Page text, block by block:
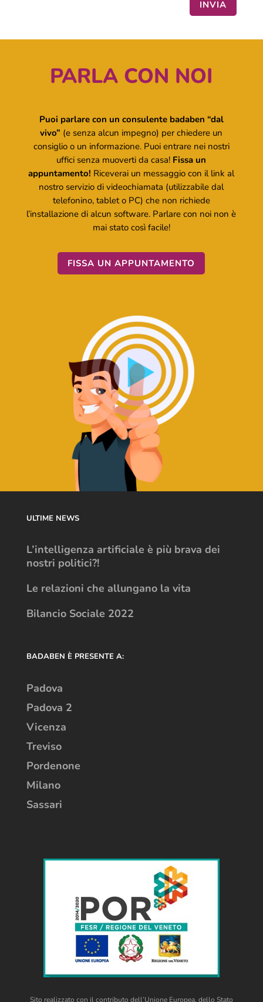
Puoi parlare con un consulente badaben “dal
vivo” (e senza alcun impegno) per chiedere un
consiglio o un informazione. Puoi entrare nei nostri
uffici senza muoverti da casa!Fissa un
appuntamento!
Riceverai un messaggio con il link al
nostro servizio di videochiamata (utilizzabile dal
telefonino, tablet o PC) che non richiede
mai stato così facile!
L’intelligenza artificiale è più brava dei
nostri politici?!
Le relazioni che allungano la vita
Padova
Padova 2
Vicenza
Treviso
Pordenone
Milano